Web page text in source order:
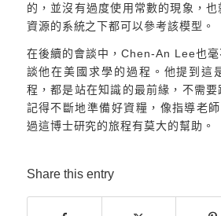
的，並沒有過度使用常數的現象，
資源的系統之下都可以參考該模型。
在後續的會談中，Chen-An Lee也
談他在美國求學的過程。他提到這
程，都是站在知識的最前緣，不需
記得不斷地準備好資糧，像指導老
過這博士研究的旅程有莫大的幫助。
Share this entry